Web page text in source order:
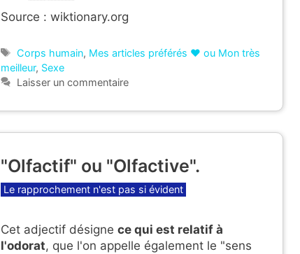
Source : wiktionary.org
Étiquettes
Corps humain, Mes articles préférés ❤ ou Mon très
meilleur, Sexe
Laisser un commentaire
"Olfactif" ou "Olfactive".
Catégories
Le rapprochement n'est pas si évident
Cet adjectif désigne ce qui est relatif à
l'odorat, que l'on appelle également le "sens